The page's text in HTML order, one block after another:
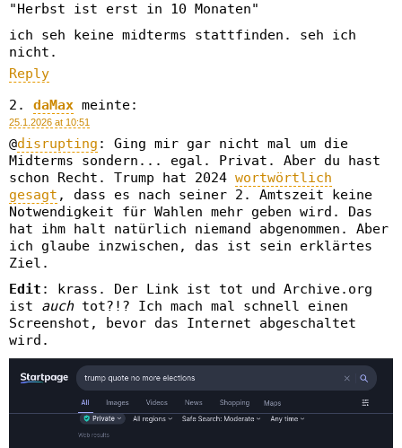
"Herbst ist erst in 10 Monaten"
ich seh keine midterms stattfinden. seh ich
nicht.
Reply
daMax meinte:
25.1.2026 at 10:51
@disrupting : Ging mir gar nicht mal um die
Midterms sondern... egal. Privat. Aber du hast
schon Recht. Trump hat 2024 wortwörtlich
gesagt , dass es nach seiner 2. Amtszeit keine
Notwendigkeit für Wahlen mehr geben wird. Das
hat ihm halt natürlich niemand abgenommen. Aber
ich glaube inzwischen, das ist sein erklärtes
Ziel.
Edit : krass. Der Link ist tot und Archive.org
ist auchtot?!? Ich mach mal schnell einen
Screenshot, bevor das Internet abgeschaltet
wird.